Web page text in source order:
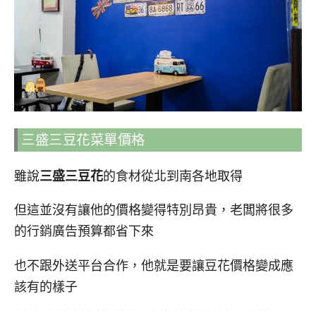
三盛三豆花菜單價格
雖說三盛三豆花的食材從北到南各地取得
但這並沒有讓他的價格變得特別昂貴，老闆將很多
的行銷廣告預算都省下來
也不跟外送平台合作，他就是要讓豆花價格變成應
該有的樣子